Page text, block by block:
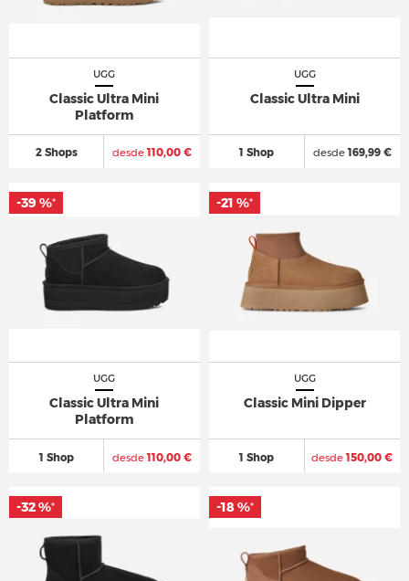
UGG
Classic Ultra Mini
Platform
2 Shops desde110,00 €
UGG
Classic Ultra Mini
1 Shop desde169,99 €
UGG
Classic Ultra Mini
Platform
1 Shop desde110,00 €
-39 %*
-39 %*
UGG
Classic Mini Dipper
1 Shop desde150,00 €
-21 %*
-21 %*
-32 %*
-32 %* -18 %*
-18 %*